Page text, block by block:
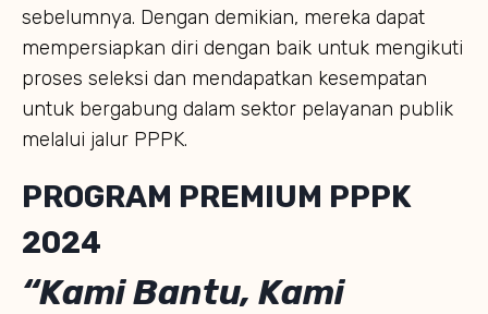
sebelumnya. Dengan demikian, mereka dapat
mempersiapkan diri dengan baik untuk mengikuti
proses seleksi dan mendapatkan kesempatan
untuk bergabung dalam sektor pelayanan publik
melalui jalur PPPK.
PROGRAM PREMIUM PPPK
2024
“Kami Bantu, Kami